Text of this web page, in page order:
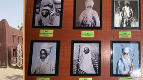
Manama. La capital de Baréin
BARÉIN
El barrio más castizo de Malabo GUINEA